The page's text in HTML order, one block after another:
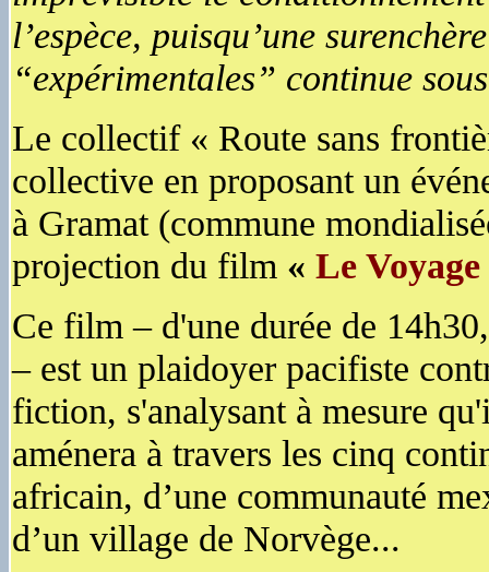
l’espèce, puisqu’une
“expérimentales” continue
Le collectif « Route sans
collective en proposant un
à Gramat (commune
projection du film « Le Voyage
Ce film – d'une durée de
– est un plaidoyer pacifiste
fiction, s'analysant à mesure
aménera à travers les cinq
africain, d’une communauté
d’un village de Norvège...